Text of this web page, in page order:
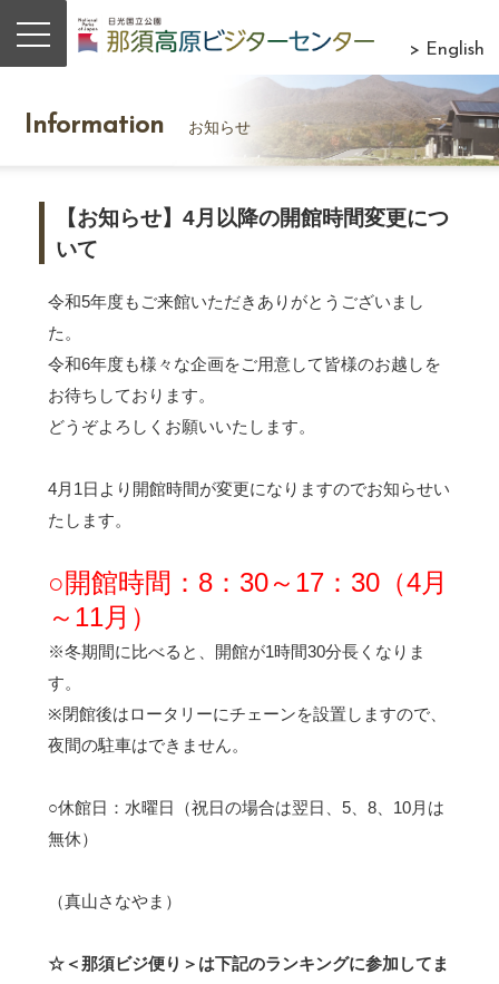
> English
Information お知らせ
【お知らせ】4月以降の開館時間変更につ
いて
令和5年度もご来館いただきありがとうございまし
た。
令和6年度も様々な企画をご用意して皆様のお越しを
お待ちしております。
どうぞよろしくお願いいたします。
4月1日より開館時間が変更になりますのでお知らせい
たします。
○開館時間：8：30～17：30（4月
～11月）
※冬期間に比べると、開館が1時間30分長くなりま
す。
※閉館後はロータリーにチェーンを設置しますので、
夜間の駐車はできません。
○休館日：水曜日（祝日の場合は翌日、5、8、10月は
無休）
（真山さなやま）
☆＜那須ビジ便り＞は下記のランキングに参加してま